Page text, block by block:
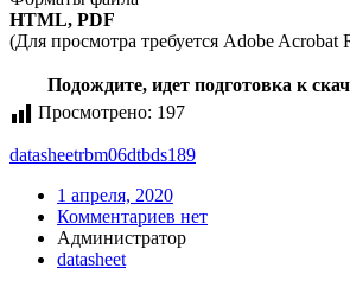
HTML, PDF
(Для просмотра требуется Adobe Acrobat
Подождите, идет подготовка к
Просмотрено: 197
datasheetrbm06dtbds189
1 апреля, 2020
Комментариев нет
Администратор
datasheet